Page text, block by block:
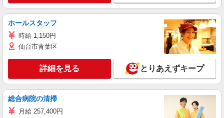
ホールスタッフ
時給 1,150円
仙台市青葉区
詳細を見る とりあえずキープ
総合病院の清掃
月給 257,400円